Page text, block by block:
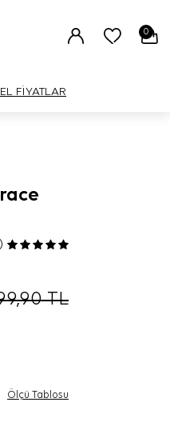
0
FİYATLAR
TL
Ölçü Tablosu